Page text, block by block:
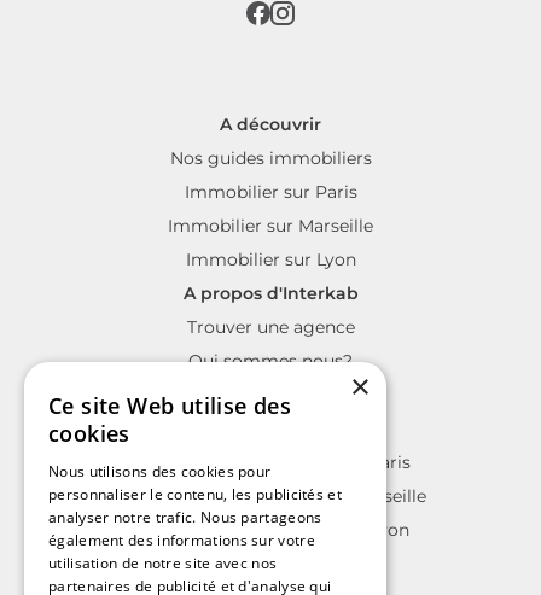
A découvrir
Nos guides immobiliers
Immobilier sur Paris
Immobilier sur Marseille
Immobilier sur Lyon
A propos d'Interkab
Trouver une agence
Qui sommes nous?
La charte Interkab
Annonces immobilières sur Paris
Annonces immobilières sur Marseille
Annonces immobilières sur Lyon
×
Ce site Web utilise des
cookies
Nous utilisons des cookies pour
personnaliser le contenu, les publicités et
analyser notre trafic. Nous partageons
également des informations sur votre
utilisation de notre site avec nos
partenaires de publicité et d'analyse qui